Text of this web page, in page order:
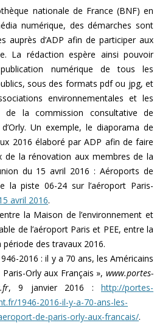
nationale de France (BNF) en
numérique, des démarches sont
auprès d’ADP afin de participer aux
La rédaction espère ainsi pouvoir
numérique de tous les
sous des formats pdf ou jpg, et
environnementales et les
de la commission consultative de
d’Orly. Un exemple, le diaporama de
2016 élaboré par ADP afin de faire
de la rénovation aux membres de la
du 15 avril 2016 : Aéroports de
la piste 06-24 sur l’aéroport Paris-
avril 2016.
la Maison de l’environnement et
de l’aéroport Paris et PEE, entre la
période des travaux 2016.
2016 : il y a 70 ans, les Américains
Orly aux Français », www.portes-
, 9 janvier 2016 : http://portes-
1946-2016-il-y-a-70-ans-les-
de-paris-orly-aux-francais/.